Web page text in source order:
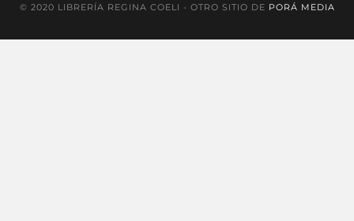
© 2020 LIBRERÍA REGINA COELI - OTRO SITIO DE PORÁ MEDIA